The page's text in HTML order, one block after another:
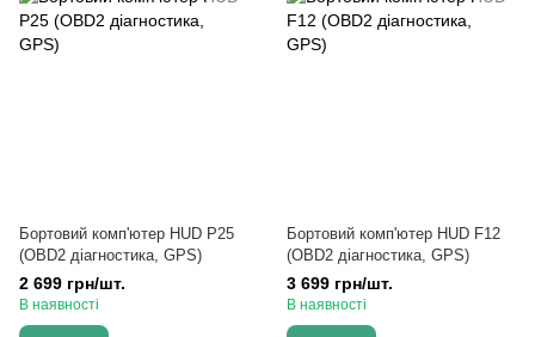
Бортовий комп'ютер HUD P25
(OBD2 діагностика, GPS)
2 699 грн/шт.
В наявності
Бортовий комп'ютер HUD F12
(OBD2 діагностика, GPS)
3 699 грн/шт.
В наявності